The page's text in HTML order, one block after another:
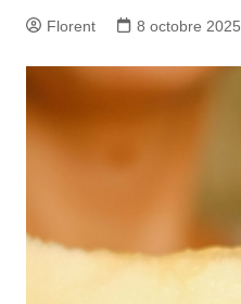
Florent 8 octobre 2025